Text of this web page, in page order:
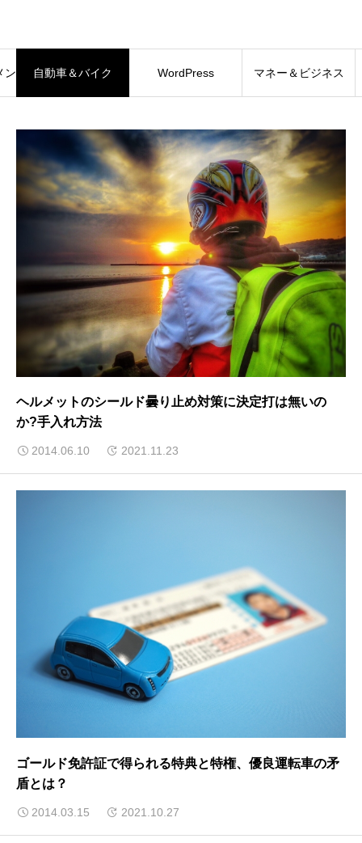
ト 自動車＆バイク WordPress マネー＆ビジネス
ヘルメットのシールド曇り止め対策に決定打は無いの
か?手入れ方法
2014.06.10 2021.11.23
ゴールド免許証で得られる特典と特権、優良運転車の矛
盾とは？
2014.03.15 2021.10.27